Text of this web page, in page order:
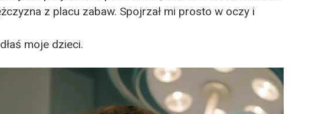
z placu zabaw. Spojrzał mi prosto w oczy i
moje dzieci.